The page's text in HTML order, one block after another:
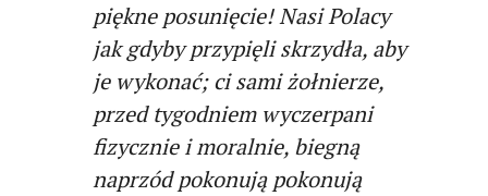
piękne posunięcie! Nasi Polacy
jak gdyby przypięli skrzydła, aby
je wykonać; ci sami żołnierze,
przed tygodniem wyczerpani
fizycznie i moralnie, biegną
naprzód pokonują pokonują